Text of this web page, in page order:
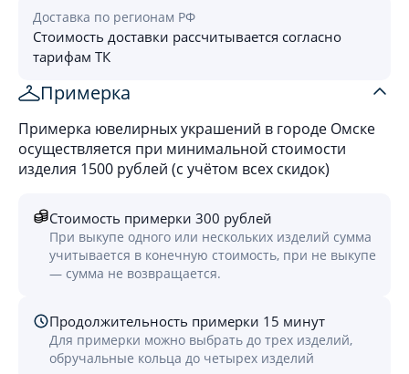
Доставка по регионам РФ
Стоимость доставки рассчитывается согласно
тарифам ТК
Примерка
Примерка ювелирных украшений в городе Омске
осуществляется при минимальной стоимости
изделия 1500 рублей (с учётом всех скидок)
Стоимость примерки 300 рублей
При выкупе одного или нескольких изделий сумма
учитывается в конечную стоимость, при не выкупе
— сумма не возвращается.
Продолжительность примерки 15 минут
Для примерки можно выбрать до трех изделий,
обручальные кольца до четырех изделий